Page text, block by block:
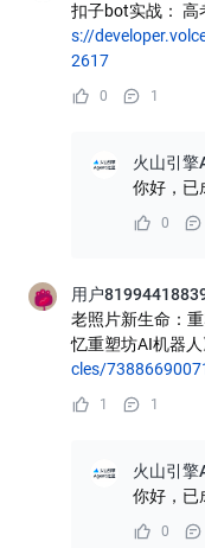
扣子bot实战： 高
s://
2617
0 1
火山引擎
你好，已
0
用户
老照片新生命：
忆重塑坊AI机器人
cles/
1 1
火山引擎
你好，已
0